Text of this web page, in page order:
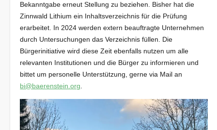
Bekanntgabe erneut Stellung zu beziehen. Bisher hat die
Zinnwald Lithium ein Inhaltsverzeichnis für die Prüfung
erarbeitet. In 2024 werden extern beauftragte Unternehmen
durch Untersuchungen das Verzeichnis füllen. Die
Bürgerinitiative wird diese Zeit ebenfalls nutzen um alle
relevanten Institutionen und die Bürger zu informieren und
bittet um personelle Unterstützung, gerne via Mail an
bi@baerenstein.org